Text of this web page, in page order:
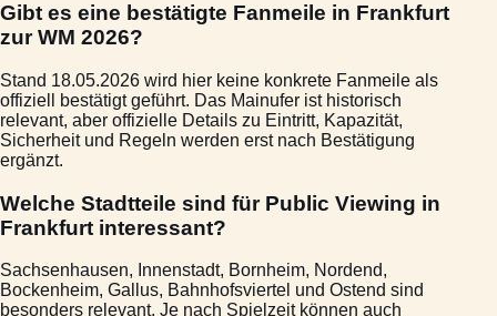
Gibt es eine bestätigte Fanmeile in Frankfurt
zur WM 2026?
Stand 18.05.2026 wird hier keine konkrete Fanmeile als
offiziell bestätigt geführt. Das Mainufer ist historisch
relevant, aber offizielle Details zu Eintritt, Kapazität,
Sicherheit und Regeln werden erst nach Bestätigung
ergänzt.
Welche Stadtteile sind für Public Viewing in
Frankfurt interessant?
Sachsenhausen, Innenstadt, Bornheim, Nordend,
Bockenheim, Gallus, Bahnhofsviertel und Ostend sind
besonders relevant. Je nach Spielzeit können auch